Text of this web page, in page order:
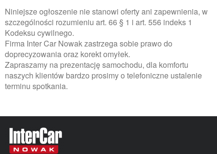
Niniejsze ogłoszenie nie stanowi oferty ani zapewnienia, w
szczególności rozumieniu art. 66 § 1 i art. 556 indeks 1
Kodeksu cywilnego.
Firma Inter Car Nowak zastrzega sobie prawo do
doprecyzowania oraz korekt omyłek.
Zapraszamy na prezentację samochodu, dla komfortu
naszych klientów bardzo prosimy o telefoniczne ustalenie
terminu spotkania.